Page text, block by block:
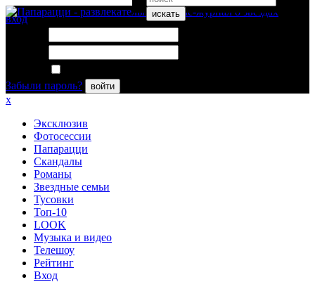
искать
вход
Забыли пароль?
войти
x
Эксклюзив
Фотосессии
Папарацци
Скандалы
Романы
Звездные семьи
Тусовки
Топ-10
LOOK
Музыка и видео
Телешоу
Рейтинг
Вход